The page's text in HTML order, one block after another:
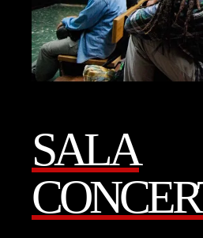
SALA